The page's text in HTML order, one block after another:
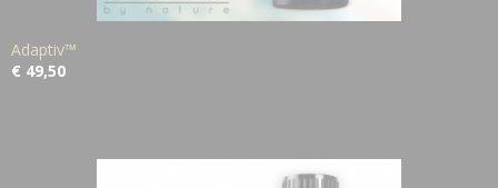
Adaptiv™
€ 49,50